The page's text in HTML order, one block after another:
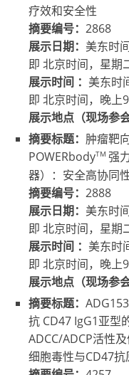
疗效和安全性
摘要编号： 2868
展示日期： 美东时
即 北京时间，星期
展示时间 ： 美东时
即 北京时间， 晚上
展示地点（现场参
摘要标题： 肿瘤靶
POWERbodyTM 强
器）：安全高协同
摘要编号： 2888
展示日期： 美东时
即 北京时间，星期
展示时间 ： 美东时
即 北京时间， 晚上
展示地点（现场参
摘要标题：
抗 CD47 IgG1亚型
ADCC/ADCP活性
细胞毒性与CD47抗